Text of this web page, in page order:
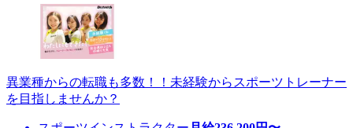
異業種からの転職も多数！！未経験からスポーツトレーナー
を目指しませんか？